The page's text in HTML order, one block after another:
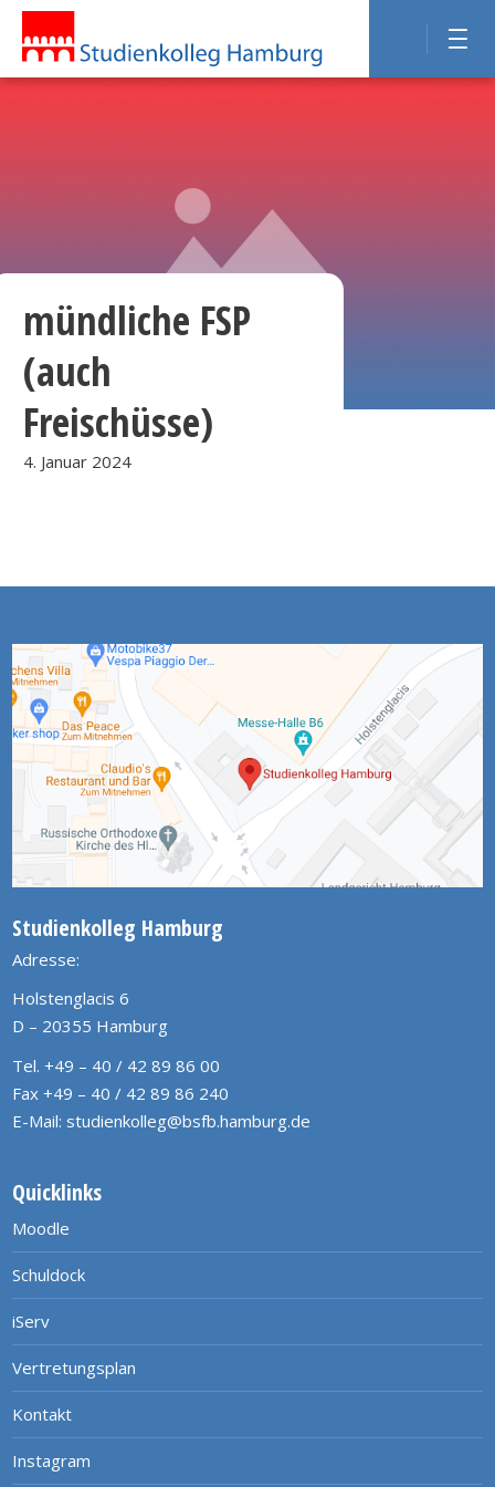
mündliche FSP
(auch
Freischüsse)
4. Januar 2024
Studienkolleg Hamburg
Adresse:
Holstenglacis 6
D – 20355 Hamburg
Tel. +49 – 40 / 42 89 86 00
Fax +49 – 40 / 42 89 86 240
E-Mail: studienkolleg@bsfb.hamburg.de
Quicklinks
Moodle
Schuldock
iServ
Vertretungsplan
Kontakt
Instagram